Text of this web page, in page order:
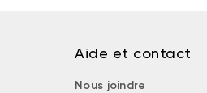
Aide et contact
Nous joindre